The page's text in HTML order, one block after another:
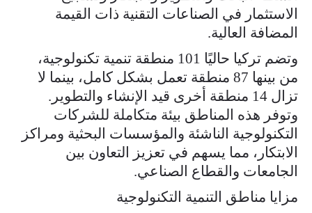
الاستثمار في الصناعات التقنية ذات القيمة
المضافة العالية.
وتضم تركيا حاليًا 101 منطقة تنمية تكنولوجية،
من بينها 87 منطقة تعمل بشكل كامل، بينما لا
تزال 14 منطقة أخرى قيد الإنشاء والتطوير.
وتوفر هذه المناطق بيئة متكاملة للشركات
التكنولوجية الناشئة والمؤسسات البحثية ومراكز
الابتكار، مما يسهم في تعزيز التعاون بين
الجامعات والقطاع الصناعي.
مزايا مناطق التنمية التكنولوجية